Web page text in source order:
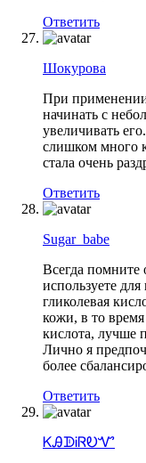
Ответить
Шокурова
При
начинать с
увеличивать
слишком много
стала очень
Ответить
Sugar_babe
Всегда
используете
гликолевая
кожи, в то время
кислота, лучше
Лично я
более
Ответить
ᏦᎯᗫᎥᏒᎧᏉ